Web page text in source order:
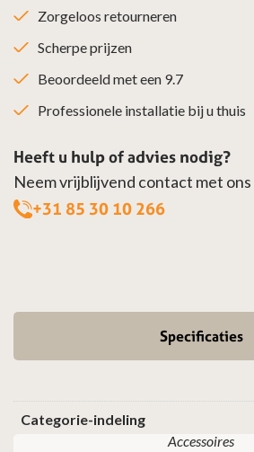
Zorgeloos retourneren
Scherpe prijzen
Beoordeeld met een 9.7
Professionele installatie bij u thuis
Heeft u hulp of advies nodig?
Neem vrijblijvend contact met ons
+31 85 30 10 266
Specificaties
Categorie-indeling
Accessoires